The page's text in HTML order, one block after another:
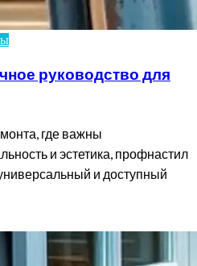
руководство для
где важны
и эстетика, профнастил
и доступный